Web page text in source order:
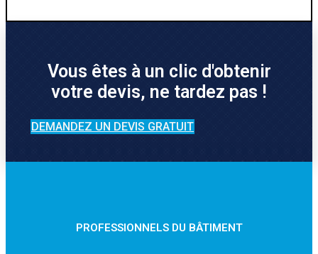
Vous êtes à un clic d'obtenir
votre devis, ne tardez pas !
DEMANDEZ UN DEVIS GRATUIT
PROFESSIONNELS DU BÂTIMENT